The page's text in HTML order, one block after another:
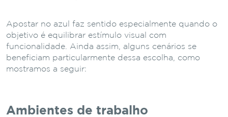
Apostar no azul faz sentido especialmente quando o
objetivo é equilibrar estímulo visual com
funcionalidade. Ainda assim, alguns cenários se
beneficiam particularmente dessa escolha, como
mostramos a seguir:
Ambientes de trabalho